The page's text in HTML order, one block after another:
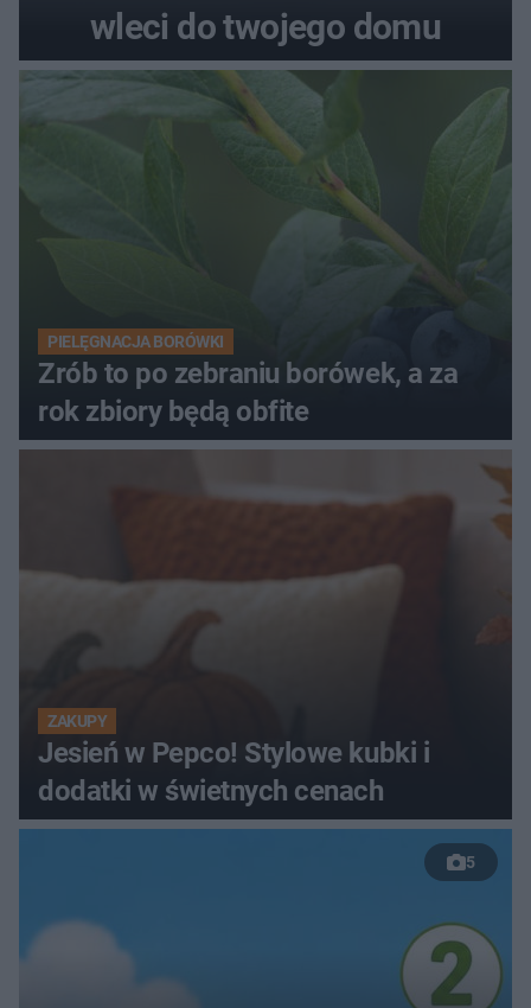
wleci do twojego domu
PIELĘGNACJA BORÓWKI
Zrób to po zebraniu borówek, a za
rok zbiory będą obfite
ZAKUPY
Jesień w Pepco! Stylowe kubki i
dodatki w świetnych cenach
5